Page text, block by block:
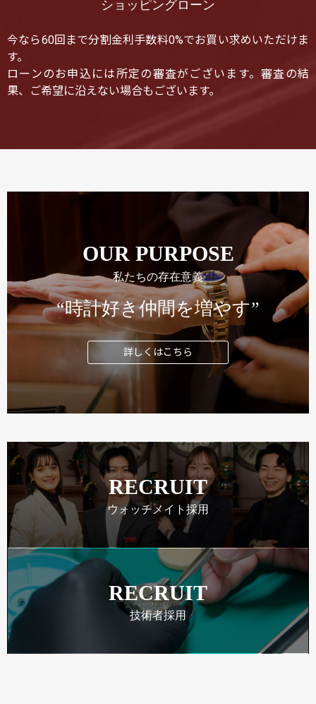
ショッピングローン
今なら60回まで分割金利手数料0%でお買い求めいただけま
す。
ローンのお申込には所定の審査がございます。審査の結
果、ご希望に沿えない場合もございます。
OUR PURPOSE
私たちの存在意義
“時計好き仲間を増やす”
詳しくはこちら
RECRUIT
ウォッチメイト採用
RECRUIT
技術者採用